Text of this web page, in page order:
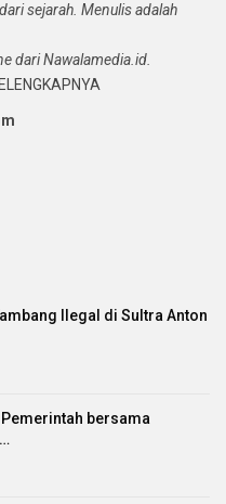
sejarah. Menulis adalah
dari Nawalamedia.id.
Ilegal di Sultra Anton
bersama